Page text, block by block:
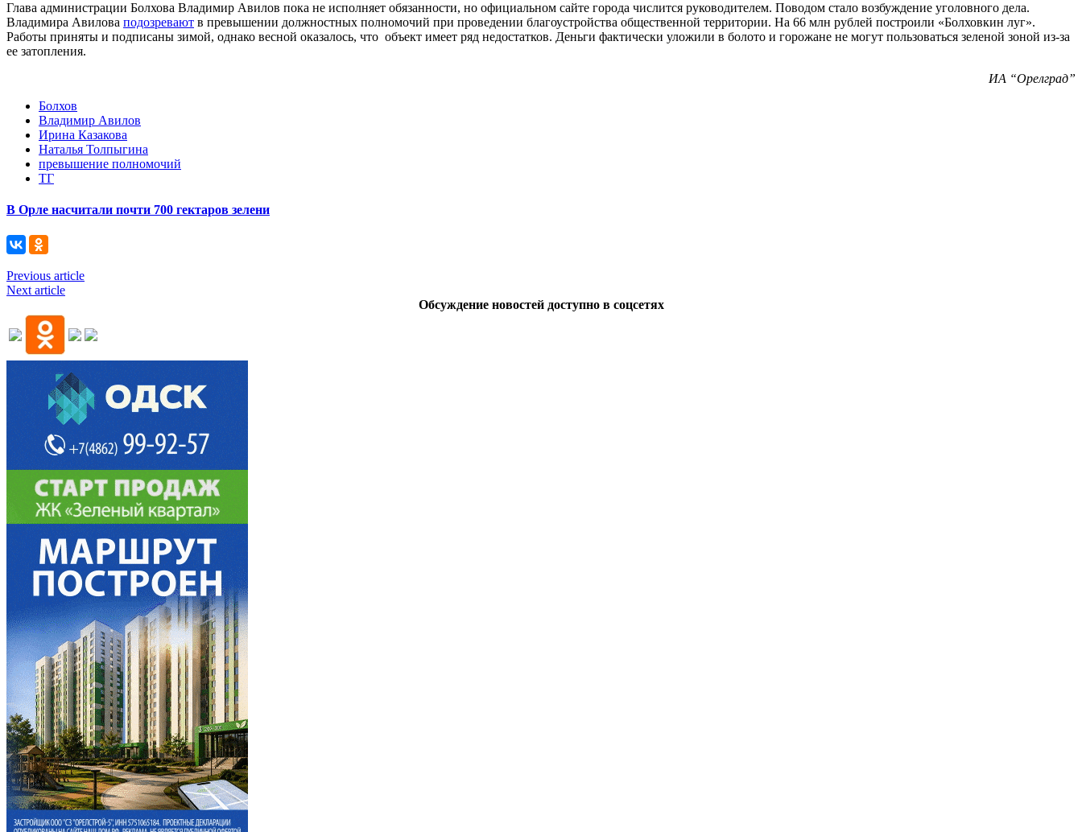
Глава администрации Болхова Владимир Авилов пока не исполняет обязанности, но официальном сайте города числится руководителем. Поводом стало возбуждение уголовного дела.
Владимира Авилова подозревают в превышении должностных полномочий при проведении благоустройства общественной территории. На 66 млн рублей построили «Болховкин луг».
Работы приняты и подписаны зимой, однако весной оказалось, что объект имеет ряд недостатков. Деньги фактически уложили в болото и горожане не могут пользоваться зеленой зоной из-за
ее затопления.
ИА “Орелград”
Болхов
Владимир Авилов
Ирина Казакова
Наталья Толпыгина
превышение полномочий
ТГ
В Орле насчитали почти 700 гектаров зелени
Previous article
Next article
Обсуждение новостей доступно в соцсетях